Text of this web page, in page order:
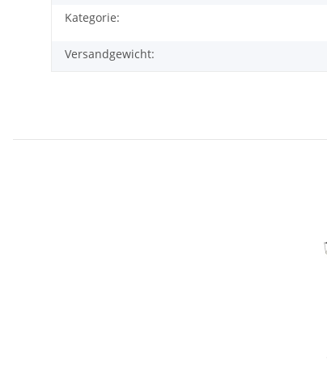
Kategorie:
Versandgewicht: